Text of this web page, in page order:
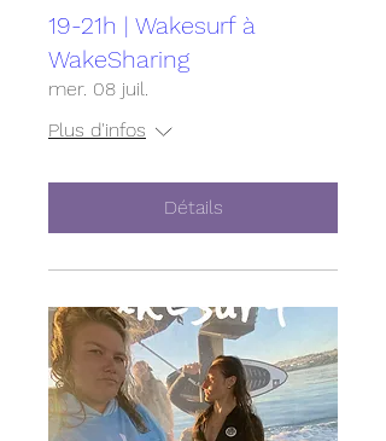
19-21h | Wakesurf à
WakeSharing
mer. 08 juil.
Plus d'infos
Détails